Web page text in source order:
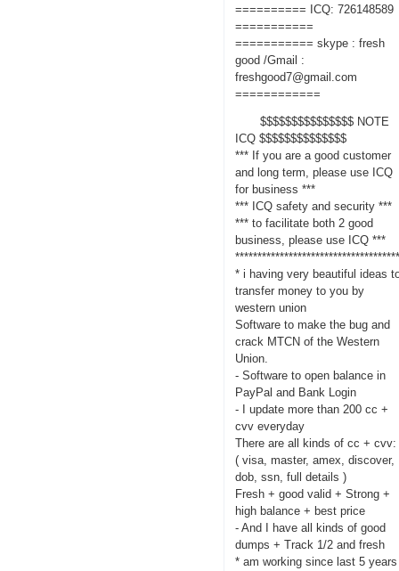
========== ICQ: 726148589
===========
=========== skype : fresh
good /Gmail :
freshgood7@gmail.com
============
$$$$$$$$$$$$$$$ NOTE
ICQ $$$$$$$$$$$$$$
*** If you are a good customer
and long term, please use ICQ
for business ***
*** ICQ safety and security ***
*** to facilitate both 2 good
business, please use ICQ ***
* i having very beautiful ideas
transfer money to you by
western union
Software to make the bug and
crack MTCN of the Western
Union.
- Software to open balance in
PayPal and Bank Login
- I update more than 200 cc +
cvv everyday
There are all kinds of cc + cvv:
( visa, master, amex, discover,
dob, ssn, full details )
Fresh + good valid + Strong +
high balance + best price
- And I have all kinds of good
dumps + Track 1/2 and fresh
* am working since last 5 years